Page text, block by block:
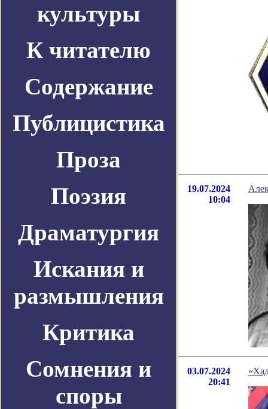
культуры
К читателю
Содержание
Публицистика
Проза
Поэзия
Драматургия
Искания и
размышления
Критика
Сомнения и
споры
19.07.2024
10:04
03.07.2024
20:41